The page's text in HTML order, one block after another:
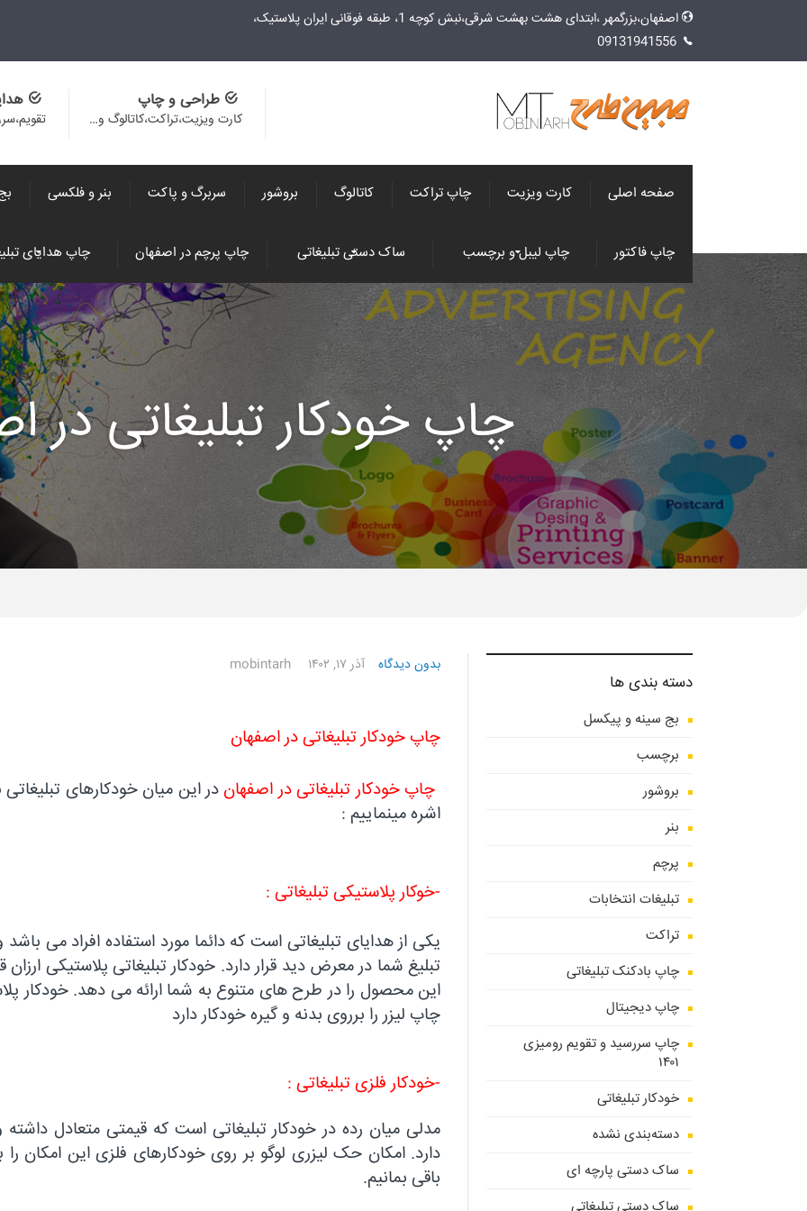
اصفهان،بزرگمهر ،ابتدای هشت بهشت شرقی،نبش کوچه 1، طبقه فوقانی ایران پلاستیک،
طراحی و چاپ
کارت ویزیت،تراکت،کاتالوگ و…
صفحه اصلی کارت ویزیت چاپ تراکت کاتالوگ بروشور سربرگ و پاکت بنر و فلکسی
چاپ فاکتور چاپ لیبل و برچسب ساک دستی تبلیغاتی چاپ پرچم در اصفهان چاپ هدایای
چاپ خودکار تبلیغاتی در
آذر ۱۷, ۱۴۰۲ mobintarh بدون دیدگاه
چاپ خودکار تبلیغاتی در اصفهان
چاپ خودکار تبلیغاتی در اصفهاندر این میان خودکارهای
اشره مینماییم :
-خوکار پلاستیکی تبلیغاتی :
یکی از هدایای تبلیغاتی است که دائما مورد استفاده افراد می
تبلیغ شما در معرض دید قرار دارد. خودکار تبلیغاتی پلاستیکی
این محصول را در طرح های متنوع به شما ارائه می دهد. خودکار
چاپ لیزر را برروی بدنه و گیره خودکار دارد
-خودکار فلزی تبلیغاتی :
مدلی میان رده در خودکار تبلیغاتی است که قیمتی متعادل
دارد. امکان حک لیزری لوگو بر روی خودکارهای فلزی این
باقی بمانیم.
دسته بندی ها
بج سینه و پیکسل
برچسب
بروشور
بنر
پرچم
تبلیغات انتخابات
تراکت
چاپ بادکنک تبلیغاتی
چاپ دیجیتال
چاپ سررسید و تقویم رومیزی
۱۴۰۱
خودکار تبلیغاتی
دسته‌بندی نشده
ساک دستی پارچه ای